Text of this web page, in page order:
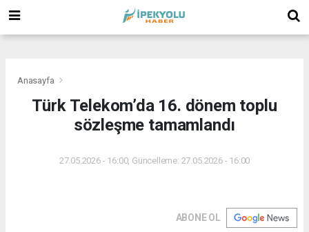
Anasayfa
Türk Telekom’da 16. dönem toplu
sözleşme tamamlandı
27.05.2026 - 16:00, Güncelleme: 27.05.2026 - 16:00
ABONE OL